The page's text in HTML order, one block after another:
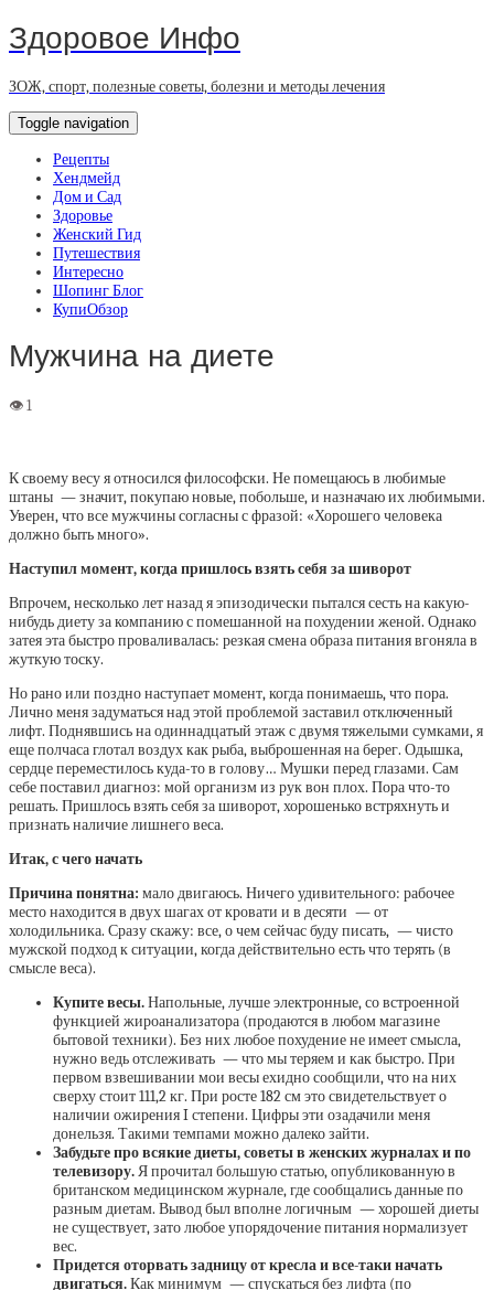
Здоровое Инфо
ЗОЖ, спорт, полезные советы, болезни и методы лечения
Toggle navigation
Рецепты
Хендмейд
Дом и Сад
Здоровье
Женский Гид
Путешествия
Интересно
Шопинг Блог
КупиОбзор
Мужчина на диете
К своему весу я относился философски. Не помещаюсь в любимые
штаны — значит, покупаю новые, побольше, и назначаю их любимыми.
Уверен, что все мужчины согласны с фразой: «Хорошего человека
должно быть много».
Наступил момент,когда пришлось взять себя за шиворот
Впрочем, несколько лет назад я эпизодически пытался сесть на какую-
нибудь диету за компанию с помешанной на похудении женой. Однако
затея эта быстро проваливалась: резкая смена образа питания вгоняла в
жуткую тоску.
Но рано или поздно наступает момент, когда понимаешь, что пора.
Лично меня задуматься над этой проблемой заставил отключенный
лифт. Поднявшись на одиннадцатый этаж с двумя тяжелыми сумками, я
еще полчаса глотал воздух как рыба, выброшенная на берег. Одышка,
сердце переместилось куда-то в голову… Мушки перед глазами. Сам
себе поставил диагноз: мой организм из рук вон плох. Пора что-то
решать. Пришлось взять себя за шиворот, хорошенько встряхнуть и
признать наличие лишнего веса.
Итак,с чего начать
Причина понятна: мало двигаюсь. Ничего удивительного: рабочее
место находится в двух шагах от кровати и в десяти — от
холодильника. Сразу скажу: все, о чем сейчас буду писать, — чисто
мужской подход к ситуации, когда действительно есть что терять (в
смысле веса).
Купите весы.Напольные, лучше электронные, со встроенной
функцией жироанализатора (продаются в любом магазине
бытовой техники). Без них любое похудение не имеет смысла,
нужно ведь отслеживать — что мы теряем и как быстро. При
первом взвешивании мои весы ехидно сообщили, что на них
сверху стоит 111,2 кг. При росте 182 см это свидетельствует о
наличии ожиренияIстепени. Цифры эти озадачили меня
донельзя. Такими темпами можно далеко зайти.
Забудьте про всякие диеты, советы в женских журналах и по
телевизору.Я прочитал большую статью, опубликованную в
британском медицинском журнале, где сообщались данные по
разным диетам. Вывод был вполне логичным — хорошей диеты
не существует, зато любое упорядочение питания нормализует
вес.
Придется оторвать задницу от кресла и все-таки начать
двигаться.Как минимум — спускаться без лифта (по